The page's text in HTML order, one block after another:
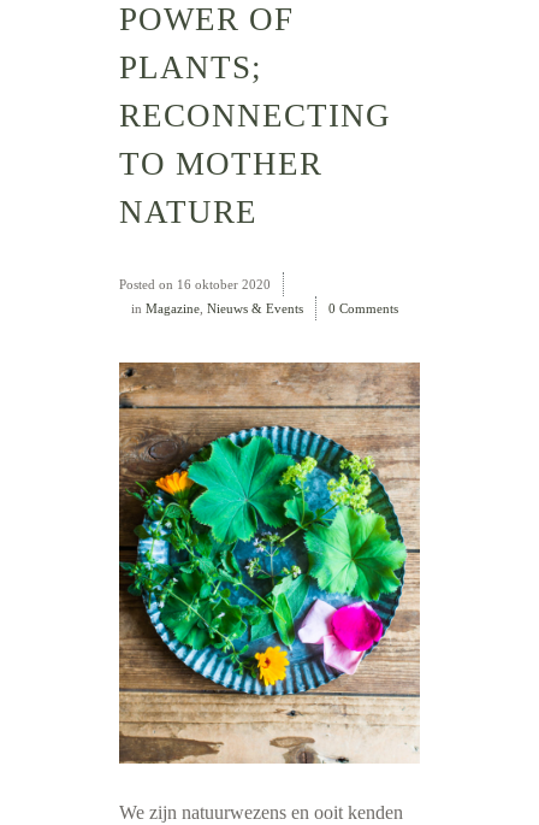
POWER OF
PLANTS;
RECONNECTING
TO MOTHER
NATURE
Posted on 16 oktober 2020
in Magazine Nieuws & Events 0 Comments
We zijn natuurwezens en ooit kenden